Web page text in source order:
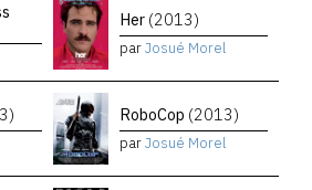
Her (2013)
parJosué Morel
RoboCop (2013)
parJosué Morel